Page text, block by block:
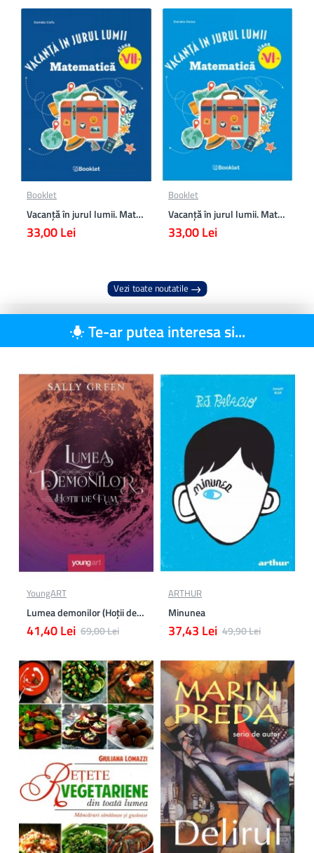
Booklet
Vacanță în jurul lumii. Matematică clasa a VII-a – EDIȚIA 2026
33,00 Lei
Booklet
Vacanță în jurul lumii. Matematică clasa a VI-a – EDIȚIA 2026
33,00 Lei
Vezi toate noutatile
Te-ar putea interesa si...
YoungART
Lumea demonilor (Hoții de fum 2)
41,40 Lei 69,00 Lei
ARTHUR
Minunea
37,43 Lei 49,90 Lei